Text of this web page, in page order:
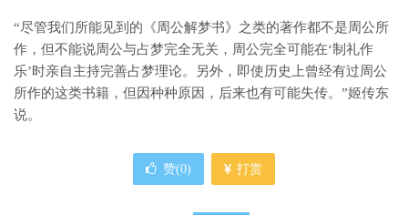
“尽管我们所能见到的《周公解梦书》之类的著作都不是周公所
作，但不能说周公与占梦完全无关，周公完全可能在‘制礼作
乐’时亲自主持完善占梦理论。另外，即使历史上曾经有过周公
所作的这类书籍，但因种种原因，后来也有可能失传。”姬传东
说。
赞(0) 打赏